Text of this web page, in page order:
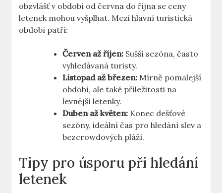
obzvlášť v období od června do října se ceny
letenek mohou vyšplhat. Mezi hlavní turistická
období patří:
Červen až říjen: Sušší sezóna, často
vyhledávaná turisty.
Listopad až březen: Mírně pomalejší
období, ale také příležitosti na
levnější letenky.
Duben až květen: Konec dešťové
sezóny, ideální čas pro hledání slev a
bezcrowdových pláží.
Tipy pro úsporu při hledání
letenek